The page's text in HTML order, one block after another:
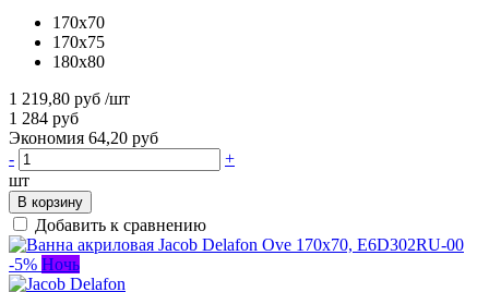
170x70
170x75
180x80
1 219,80 руб /шт
1 284 руб
Экономия 64,20 руб
-
+
шт
В корзину
Добавить к сравнению
-5% Ночь